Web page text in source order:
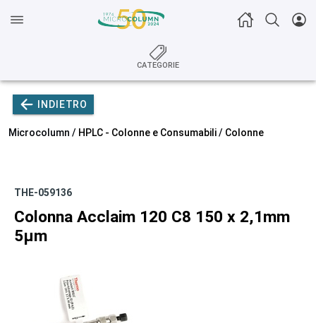
CATEGORIE
INDIETRO
Microcolumn / HPLC - Colonne e Consumabili/ Colonne
THE-059136
Colonna Acclaim 120 C8 150 x 2,1mm
5µm